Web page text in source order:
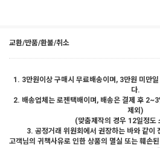
교환/반품/환불/취소
1. 3만원이상 구매시 무료배송이며, 3만원 미만
다.
2. 배송업체는 로젠택배이며, 배송은 결제 후
제외)
(맞춤제작의 경우 12일정도
3. 공정거래 위원회에서 권장하는 바와 같이
고객님의 귀책사유로 인한 상품의 멸실 또는 훼손